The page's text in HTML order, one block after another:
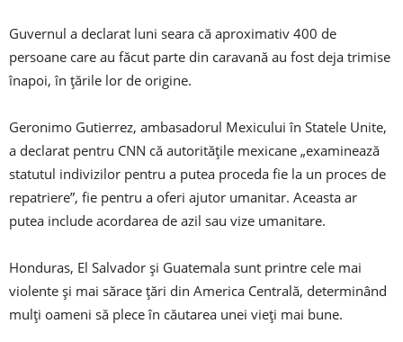
Guvernul a declarat luni seara că aproximativ 400 de
persoane care au făcut parte din caravană au fost deja trimise
înapoi, în țările lor de origine.
Geronimo Gutierrez, ambasadorul Mexicului în Statele Unite,
a declarat pentru CNN că autoritățile mexicane „examinează
statutul indivizilor pentru a putea proceda fie la un proces de
repatriere”, fie pentru a oferi ajutor umanitar. Aceasta ar
putea include acordarea de azil sau vize umanitare.
Honduras, El Salvador și Guatemala sunt printre cele mai
violente și mai sărace țări din America Centrală, determinând
mulți oameni să plece în căutarea unei vieți mai bune.